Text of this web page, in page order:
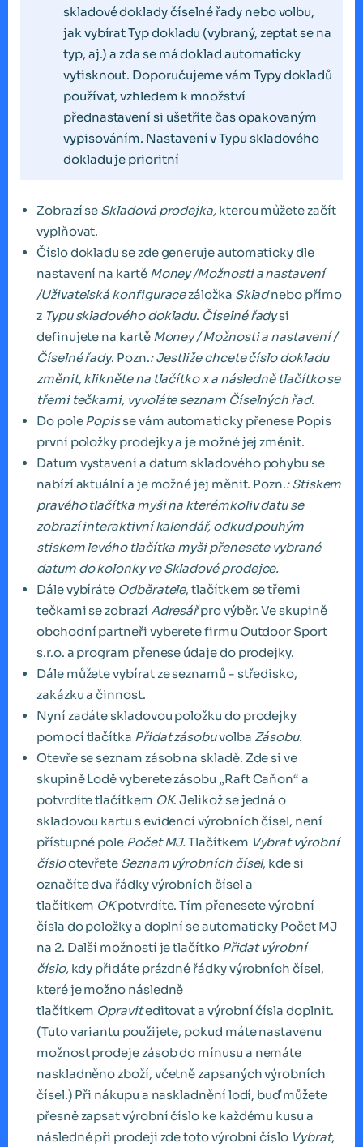
skladové doklady číselné řady nebo volbu,
jak vybírat Typ dokladu (vybraný, zeptat se na
typ, aj.) a zda se má doklad automaticky
vytisknout. Doporučujeme vám Typy dokladů
používat, vzhledem k množství
přednastavení si ušetříte čas opakovaným
vypisováním. Nastavení v Typu skladového
dokladu je prioritní
Zobrazí se Skladová prodejka, kterou můžete začít
vyplňovat.
Číslo dokladu se zde generuje automaticky dle
nastavení na kartě Money /Možnosti a nastavení
/Uživatelská konfiguracezáložka Skladnebo přímo
z Typu skladového dokladu. Číselné řadysi
definujete na kartě Money / Možnosti a nastavení /
Číselné řady. Pozn.: Jestliže chcete číslo dokladu
změnit, klikněte na tlačítko x a následně tlačítko se
třemi tečkami, vyvoláte seznam Číselných řad.
Do polePopisse vám automaticky přenese Popis
první položky prodejky a je možné jej změnit.
Datum vystavení a datum skladového pohybu se
nabízí aktuální a je možné jej měnit. Pozn.: Stiskem
pravého tlačítka myši na kterémkoliv datu se
zobrazí interaktivní kalendář, odkud pouhým
stiskem levého tlačítka myši přenesete vybrané
datum do kolonky ve Skladové prodejce.
Dále vybíráte Odběratele, tlačítkem se třemi
tečkami se zobrazí Adresářpro výběr. Ve skupině
obchodní partneři vyberete firmu Outdoor Sport
s.r.o. a program přenese údaje do prodejky.
Dále můžete vybírat ze seznamů - středisko,
zakázku a činnost.
Nyní zadáte skladovou položku do prodejky
pomocí tlačítka Přidat zásobuvolba Zásobu.
Otevře se seznam zásob na skladě. Zde si ve
skupině Lodě vyberete zásobu „Raft Caňon“ a
potvrdíte tlačítkem OK. Jelikož se jedná o
skladovou kartu s evidencí výrobních čísel, není
přístupné pole Počet MJ.Tlačítkem Vybrat výrobní
číslootevřete Seznam výrobních čísel, kde si
označíte dva řádky výrobních čísel a
tlačítkem OKpotvrdíte. Tím přenesete výrobní
čísla do položky a doplní se automaticky Počet MJ
na 2. Další možností je tlačítko Přidat výrobní
číslo, kdy přidáte prázdné řádky výrobních čísel,
které je možno následně
tlačítkem Opraviteditovat a výrobní čísla doplnit.
(Tuto variantu použijete, pokud máte nastavenu
možnost prodeje zásob do mínusu a nemáte
naskladněno zboží, včetně zapsaných výrobních
čísel.) Při nákupu a naskladnění lodí, buď můžete
přesně zapsat výrobní číslo ke každému kusu a
následně při prodeji zde toto výrobní číslo Vybrat,